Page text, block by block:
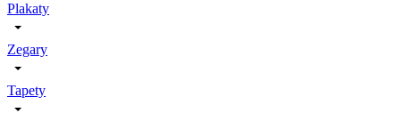
Plakaty
Zegary
Tapety